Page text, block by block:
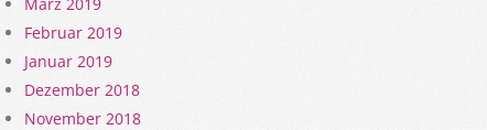
Februar 2019
Januar 2019
Dezember 2018
November 2018